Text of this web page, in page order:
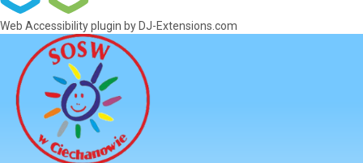
Web Accessibility plugin by DJ-Extensions.com